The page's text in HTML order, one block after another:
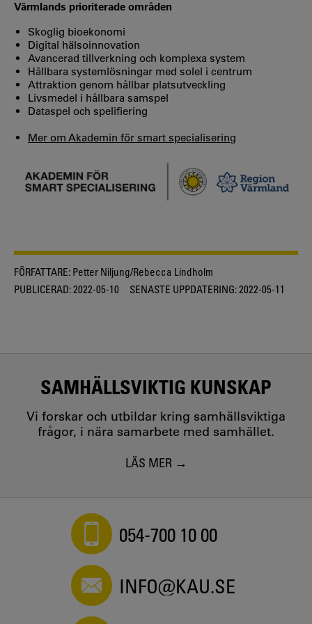
Värmlands prioriterade områden
Skoglig bioekonomi
Digital hälsoinnovation
Avancerad tillverkning och komplexa system
Hållbara systemlösningar med solel i centrum
Attraktion genom hållbar platsutveckling
Livsmedel i hållbara samspel
Dataspel och spelifiering
Mer om Akademin för smart specialisering
FÖRFATTARE: Petter Niljung/Rebecca Lindholm
PUBLICERAD:2022-05-10 SENASTE UPPDATERING:2022-05-11
SAMHÄLLSVIKTIG KUNSKAP
Vi forskar och utbildar kring samhällsviktiga
frågor, i nära samarbete med samhället.
LÄS MER
054-700 10 00
INFO@KAU.SE